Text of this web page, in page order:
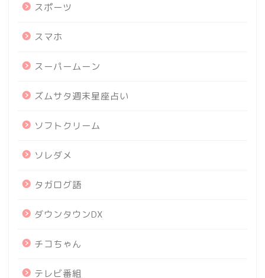
スポーツ
スマホ
スーパームーン
ズムサタ週末星座占い
ソフトクリーム
ソレダメ
タガログ語
ダウンタウンDX
チコちゃん
テレビ番組